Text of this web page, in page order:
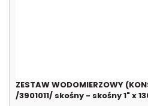
ZESTAW WODOMIERZOWY
/3901011/ skośny - skośny 1" x